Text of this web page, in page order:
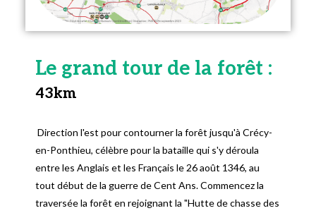
Le grand tour de la forêt :
43km
Direction l'est pour contourner la forêt jusqu'à Crécy-
en-Ponthieu, célèbre pour la bataille qui s'y déroula
entre les Anglais et les Français le 26 août 1346, au
tout début de la guerre de Cent Ans. Commencez la
traversée la forêt en rejoignant la "Hutte de chasse des